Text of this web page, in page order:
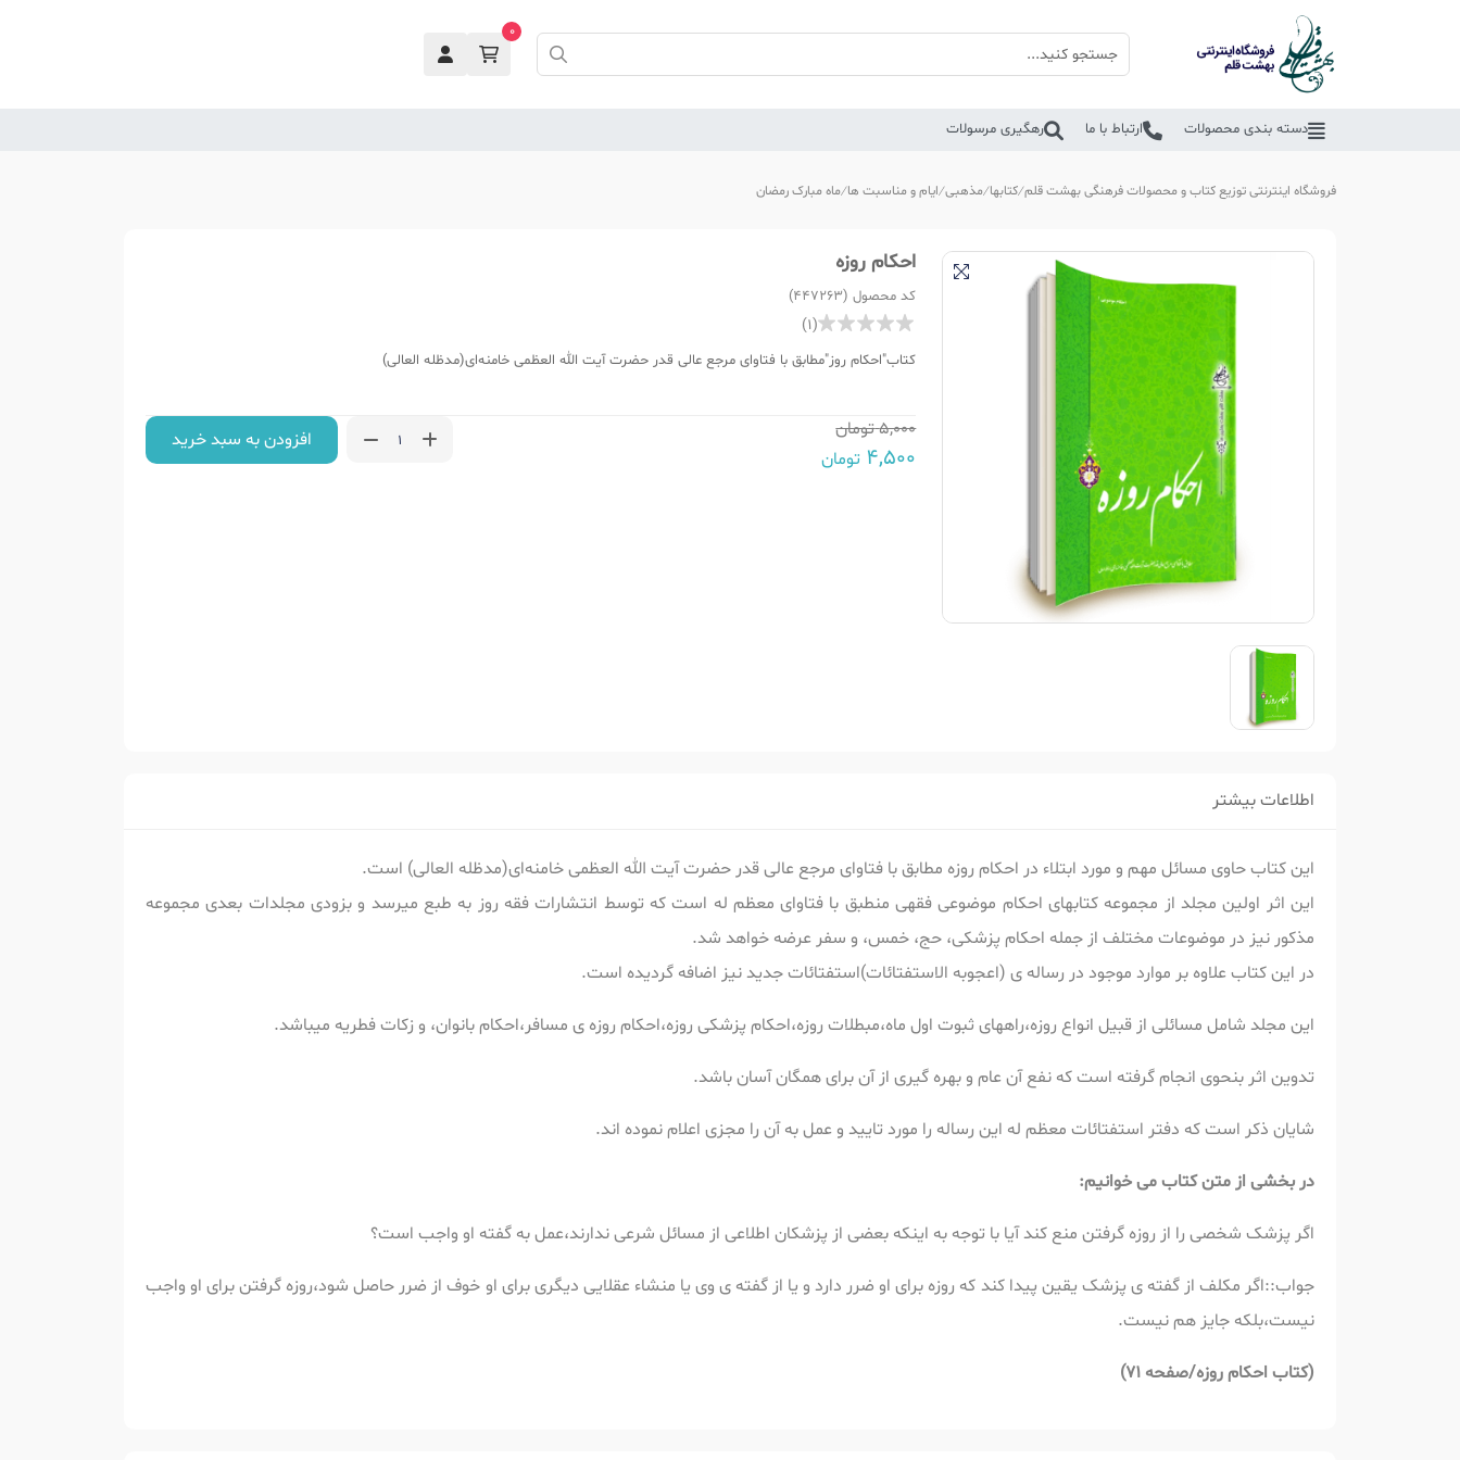
0
دسته بندی محصولات ارتباط با ما رهگیری مرسولات
فروشگاه اینترنتی توزیع کتاب و محصولات فرهنگی بهشت قلم کتابها مذهبی ایام و مناسبت ها ماه مبارک رمضان
احکام روزه
کد محصول (447263)
(1)
کتاب"احکام روز"مطابق با فتاوای مرجع عالی قدر حضرت آیت الله العظمی خامنه‌ای(مدظله العالی)
5,000تومان
4,500 تومان
افزودن به سبد خرید
اطلاعات بیشتر
این کتاب حاوی مسائل مهم و مورد ابتلاء در احکام روزه مطابق با فتاوای مرجع عالی قدر حضرت آیت الله العظمی خامنه‌ای(مدظله العالی) است.
این اثر اولین مجلد از مجموعه کتابهای احکام موضوعی فقهی منطبق با فتاوای معظم له است که توسط انتشارات فقه روز به طبع میرسد و بزودی مجلدات بعدی مجموعه
مذکور نیز در موضوعات مختلف از جمله احکام پزشکی، حج، خمس، و سفر عرضه خواهد شد.
در این کتاب علاوه بر موارد موجود در رساله ی (اعجوبه الاستفتائات)استفتائات جدید نیز اضافه گردیده است.
این مجلد شامل مسائلی از قبیل انواع روزه،راههای ثبوت اول ماه،مبطلات روزه،احکام پزشکی روزه،احکام روزه ی مسافر،احکام بانوان، و زکات فطریه میباشد.
تدوین اثر بنحوی انجام گرفته است که نفع آن عام و بهره گیری از آن برای همگان آسان باشد.
شایان ذکر است که دفتر استفتائات معظم له این رساله را مورد تایید و عمل به آن را مجزی اعلام نموده اند.
در بخشی از متن کتاب می خوانیم:
اگر پزشک شخصی را از روزه گرفتن منع کند آیا با توجه به اینکه بعضی از پزشکان اطلاعی از مسائل شرعی ندارند،عمل به گفته او واجب است؟
جواب::اگر مکلف از گفته ی پزشک یقین پیدا کند که روزه برای او ضرر دارد و یا از گفته ی وی یا منشاء عقلایی دیگری برای او خوف از ضرر حاصل شود،روزه گرفتن برای او واجب
نیست،بلکه جایز هم نیست.
(کتاب احکام روزه/صفحه 71)